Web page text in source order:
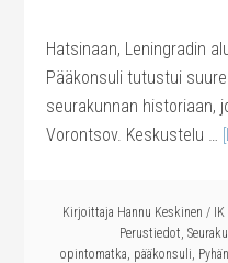
Hatsinaan, Leningradin
Pääkonsuli tutustui
seurakunnan historiaan,
Vorontsov. Keskustelu …
Kirjoittaja Hannu Keskinen /
Perustiedot,
opintomatka, pääkonsuli,